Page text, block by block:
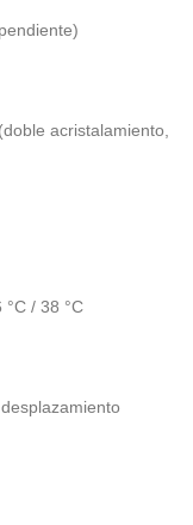
acristalamiento,
°C / 38 °C